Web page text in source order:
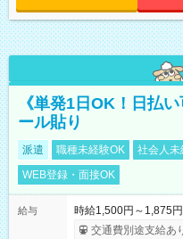
《単発1日OK！日払
ール貼り
派遣 職種未経験OK 社会人未
WEB登録・面接OK
給与
時給1,500円～1,875円
交通費別途支給あ